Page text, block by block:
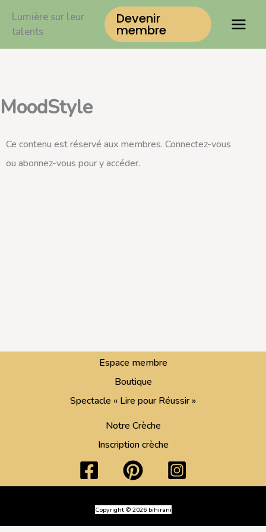
contenu
Lumière sur leur
talents
Devenir
membre
MoodStyle
Ce contenu est réservé aux membres. Connectez-vous
ou abonnez-vous pour y accéder.
Espace membre
Boutique
Spectacle « Lire pour Réussir »
Notre Crèche
Inscription crèche
Copyright © 2026 bihirani